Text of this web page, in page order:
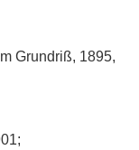
Grundriß, 1895,